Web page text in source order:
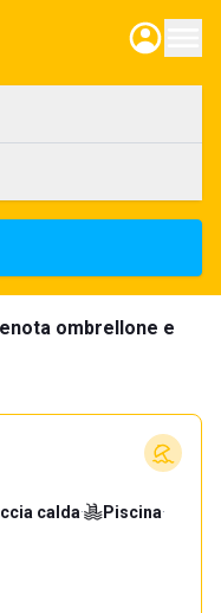
ombrellone e
calda· Piscina·